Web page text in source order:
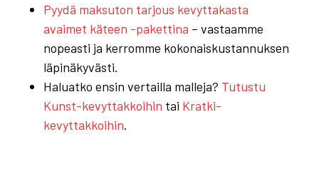
Pyydä maksuton tarjous kevyttakasta
avaimet käteen -pakettina – vastaamme
nopeasti ja kerromme kokonaiskustannuksen
läpinäkyvästi.
Haluatko ensin vertailla malleja? Tutustu
Kunst-kevyttakkoihin tai Kratki-
kevyttakkoihin.